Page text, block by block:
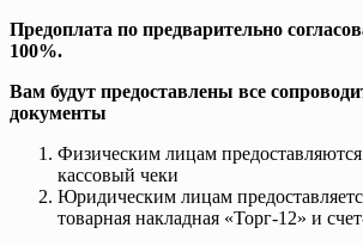
Предоплата по предварительно
100%.
Вам будут предоставлены все
документы
Физическим лицам
кассовый чеки
Юридическим лицам
товарная накладная «Торг-12» и